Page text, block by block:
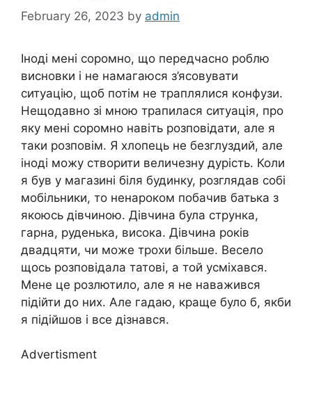
February 26, 2023 by admin
Іноді мені соромно, що передчасно роблю
висновки і не намагаюся з’ясовувати
ситуацію, щоб потім не траплялися конфузи.
Нещодавно зі мною трапилася ситуація, про
яку мені соромно навіть розповідати, але я
таки розповім. Я хлопець не безглуздий, але
іноді можу створити величезну дурість. Коли
я був у магазині біля будинку, розглядав собі
мобільники, то ненароком побачив батька з
якоюсь дівчиною. Дівчина була струнка,
гарна, руденька, висока. Дівчина років
двадцяти, чи може трохи більше. Весело
щось розповідала татові, а той усміхався.
Мене це розлютило, але я не наважився
підійти до них. Але гадаю, краще було б, якби
я підійшов і все дізнався.
Advertisment